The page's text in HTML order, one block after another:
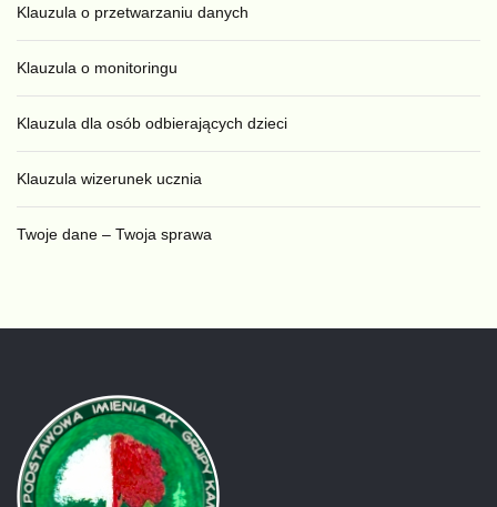
Klauzula o przetwarzaniu danych
Klauzula o monitoringu
Klauzula dla osób odbierających dzieci
Klauzula wizerunek ucznia
Twoje dane – Twoja sprawa